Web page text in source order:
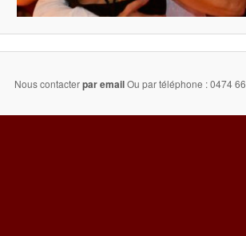
Nous contacterpar emailOu par téléphone : 0474